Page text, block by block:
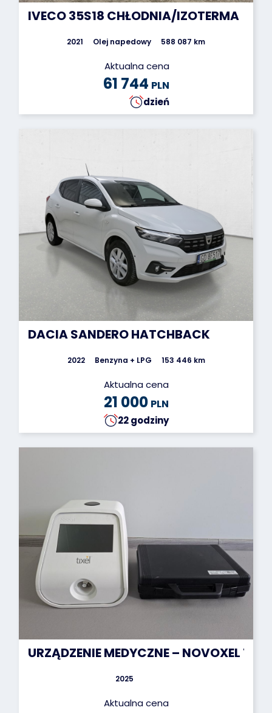
IVECO 35S18 CHŁODNIA/IZOTERMA
2021 Olej napedowy 588 087 km
Aktualna cena
61 744 PLN
dzień
DACIA SANDERO HATCHBACK
2022 Benzyna + LPG 153 446 km
Aktualna cena
21 000 PLN
22 godziny
URZĄDZENIE MEDYCZNE – NOVOXEL
2025
Aktualna cena